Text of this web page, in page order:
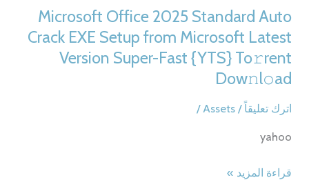
Premium
64
Auto
Setup
English
To𝚛rent
Microsoft Office 2025 Standard Auto
Crack EXE Setup from Microsoft Latest
Version Super-Fast {YTS} To𝚛rent
Dow𝚗l𝚘ad
اترك تعليقاً /
Assets
/
yahoo
Microsoft
قراءة المزيد »